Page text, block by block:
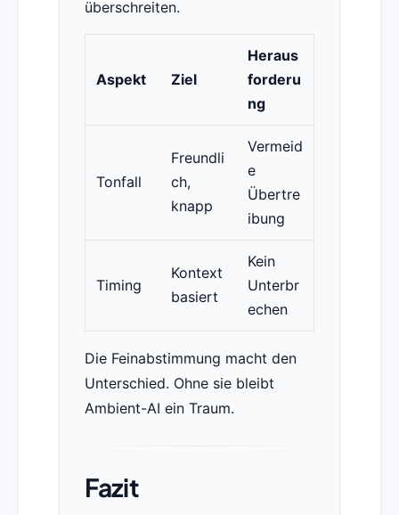
überschreiten.
Aspekt Ziel
Heraus
forderu
ng
Tonfall
Freundli
ch,
knapp
Vermeid
e
Übertre
ibung
Timing
Kontext
basiert
Kein
Unterbr
echen
Die Feinabstimmung macht den
Unterschied. Ohne sie bleibt
Ambient-AI ein Traum.
Fazit